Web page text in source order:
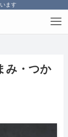
ます
み・つか